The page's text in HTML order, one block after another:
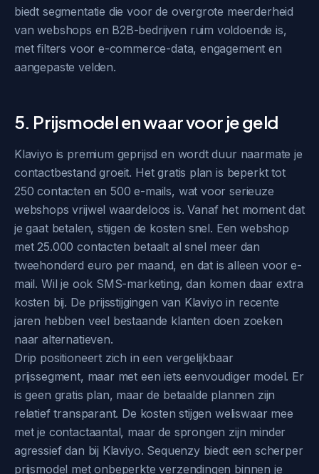
biedt segmentatie die voor de overgrote meerderheid
van webshops en B2B-bedrijven ruim voldoende is,
met filters voor e-commerce-data, engagement en
aangepaste velden.
5. Prijsmodel en waar voor je geld
Klaviyo is premium geprijsd en wordt duur naarmate je
contactbestand groeit. Het gratis plan is beperkt tot
250 contacten en 500 e-mails, wat voor serieuze
webshops vrijwel waardeloos is. Vanaf het moment dat
je gaat betalen, stijgen de kosten snel. Een webshop
met 25.000 contacten betaalt al snel meer dan
tweehonderd euro per maand, en dat is alleen voor e-
mail. Wil je ook SMS-marketing, dan komen daar extra
kosten bij. De prijsstijgingen van Klaviyo in recente
jaren hebben veel bestaande klanten doen zoeken
naar alternatieven.
Drip positioneert zich in een vergelijkbaar
prijssegment, maar met een iets eenvoudiger model. Er
is geen gratis plan, maar de betaalde plannen zijn
relatief transparant. De kosten stijgen weliswaar mee
met je contactaantal, maar de sprongen zijn minder
agressief dan bij Klaviyo. Sequenzy biedt een scherper
prijsmodel met onbeperkte verzendingen binnen je